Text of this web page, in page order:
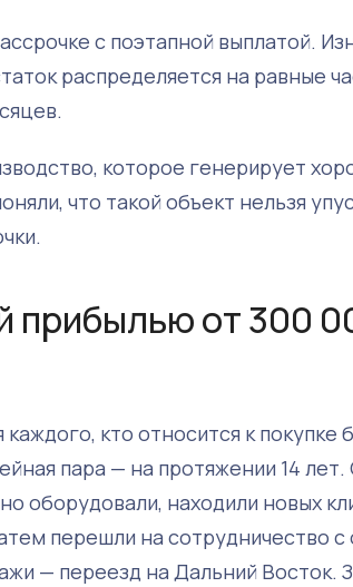
с поэтапной выплатой.
распределяется на равные
которое генерирует
что такой объект нельзя
прибылью от 300
кто относится к покупке
пара — на протяжении 14 лет.
оборудовали, находили новых
перешли на сотрудничество
— переезд на Дальний Восток.